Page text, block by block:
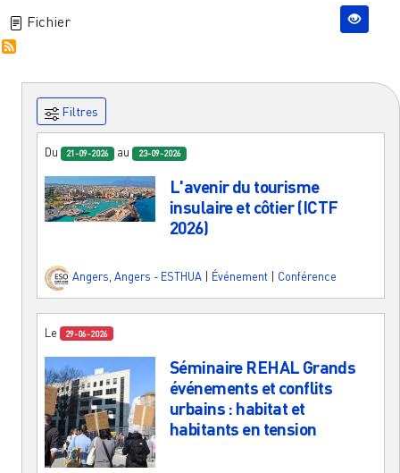
Fichier
Filtres
Du 21-09-2026 au 23-09-2026
L'avenir du tourisme
insulaire et côtier (ICTF
2026)
Angers Angers - ESTHUA Événement Conférence
Le 29-06-2026
Séminaire REHAL Grands
événements et conflits
urbains : habitat et
habitants en tension